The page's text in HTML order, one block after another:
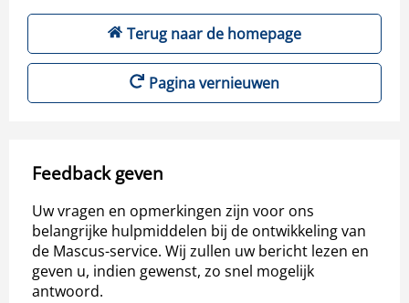
Terug naar de homepage
Pagina vernieuwen
Feedback geven
Uw vragen en opmerkingen zijn voor ons
belangrijke hulpmiddelen bij de ontwikkeling van
de Mascus-service. Wij zullen uw bericht lezen en
geven u, indien gewenst, zo snel mogelijk
antwoord.